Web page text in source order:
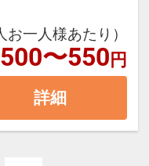
一人様あたり）
500〜550円
詳細